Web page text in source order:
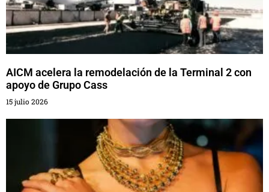
AICM acelera la remodelación de la Terminal 2 con
apoyo de Grupo Cass
15 julio 2026